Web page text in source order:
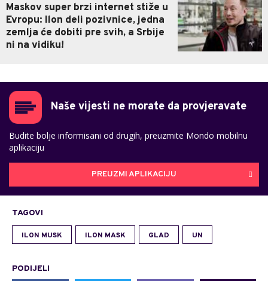
Maskov super brzi internet stiže u
Evropu: Ilon deli pozivnice, jedna
zemlja će dobiti pre svih, a Srbije
ni na vidiku!
Naše vijesti ne morate da provjeravate
Budite bolje informisani od drugih, preuzmite Mondo mobilnu
aplikaciju
PREUZMI APLIKACIJU
TAGOVI
ILON MUSK ILON MASK GLAD UN
PODIJELI